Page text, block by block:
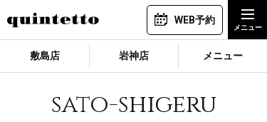
WEB予約
敷島店 岩神店 メニュー
sato-shigeru